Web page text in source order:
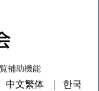
補助機能
中文繁体
한국